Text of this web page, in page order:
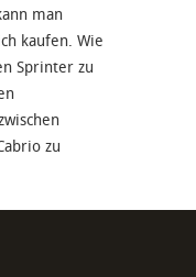
man
kaufen. Wie
Sprinter zu
zu